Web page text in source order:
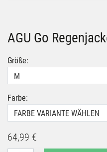
AGU Go
Größe:
M
Farbe:
FARBE VARIANTE WÄHLEN
64,99 €